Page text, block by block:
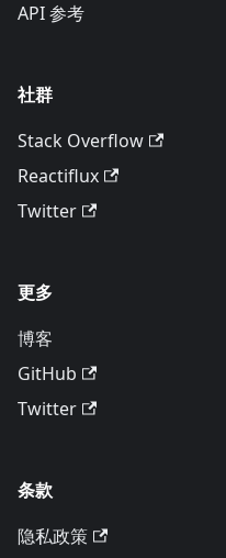
API 参考
社群
Stack Overflow
Reactiflux
Twitter
更多
博客
GitHub
Twitter
条款
隐私政策